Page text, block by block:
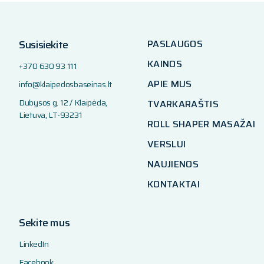
Susisiekite
+370 630 93 111
info@klaipedosbaseinas.lt
Dubysos g. 12 / Klaipėda,
Lietuva, LT-93231
PASLAUGOS
KAINOS
APIE MUS
TVARKARAŠTIS
ROLL SHAPER MASAŽAI
VERSLUI
NAUJIENOS
KONTAKTAI
Sekite mus
LinkedIn